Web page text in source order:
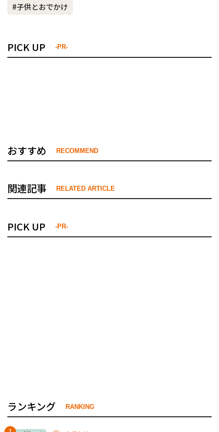
#子供とおでかけ
PICK UP -PR-
おすすめ RECOMMEND
関連記事 RELATED ARTICLE
PICK UP -PR-
ランキング RANKING